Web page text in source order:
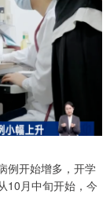
例开始增多，开学
10月中旬开始，今